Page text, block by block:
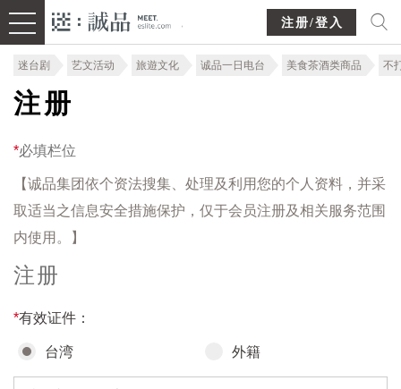
注册/登入
迷台剧 艺文活动 旅遊文化 诚品一日电台 美食茶酒类商品 不
注册
*必填栏位
【诚品集团依个资法搜集、处理及利用您的个人资料，并采
取适当之信息安全措施保护，仅于会员注册及相关服务范围
内使用。】
注册
*有效证件：
台湾 外籍